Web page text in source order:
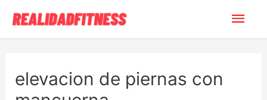
contenido
elevacion de piernas con